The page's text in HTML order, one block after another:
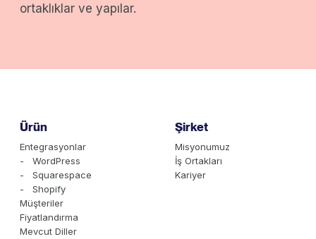
ortaklıklar ve yapılar.
Ürün
Entegrasyonlar
- WordPress
- Squarespace
- Shopify
Müşteriler
Fiyatlandırma
Mevcut Diller
Şirket
Misyonumuz
İş Ortakları
Kariyer